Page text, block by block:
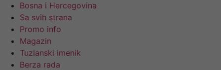
Bosna i Hercegovina
Sa svih strana
Promo info
Magazin
Tuzlanski imenik
Berza rada